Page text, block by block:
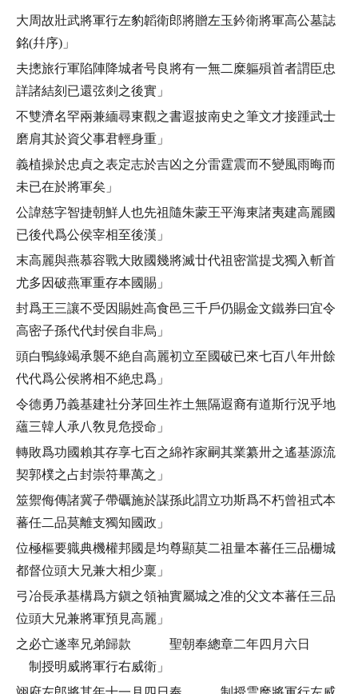
大周故壯武將軍行左豹韜衛郎將贈左玉鈐衛將軍高公墓誌
銘(幷序)」
夫摠旅行軍陷陣降城者号良將有一無二糜軀殞首者謂臣忠
詳諸結刻已還弦剡之後實」
不雙濟名罕兩兼緬尋東觀之書遐披南史之筆文才接踵武士
磨肩其於資父事君輕身重」
義植操於忠貞之表定志於吉凶之分雷霆震而不變風雨晦而
未已在於將軍矣」
公諱慈字智捷朝鮮人也先祖隨朱蒙王平海東諸夷建高麗國
已後代爲公侯宰相至後漢」
末高麗與燕慕容戰大敗國幾將滅廿代祖密當提戈獨入斬首
尤多因破燕軍重存本國賜」
封爲王三讓不受因賜姓高食邑三千戶仍賜金文鐵券曰宜令
高密子孫代代封侯自非烏」
頭白鴨綠竭承襲不絶自高麗初立至國破已來七百八年卅餘
代代爲公侯將相不絶忠爲」
令德勇乃義基建社分茅回生祚土無隔遐裔有道斯行況乎地
蘊三韓人承八敎見危授命」
轉敗爲功國賴其存享七百之綿祚家嗣其業纂卅之遙基源流
契郭樸之占封崇符畢萬之」
筮禦侮傳諸冀子帶礪施於謀孫此謂立功斯爲不朽曾祖式本
蕃任二品莫離支獨知國政」
位極樞要軄典機權邦國是均尊顯莫二祖量本蕃任三品栅城
都督位頭大兄兼大相少稟」
弓冶長承基構爲方鎭之領袖實屬城之准的父文本蕃任三品
位頭大兄兼將軍預見高麗」
之必亡遂率兄弟歸款 聖朝奉總章二年四月六日
制授明威將軍行右威衛」